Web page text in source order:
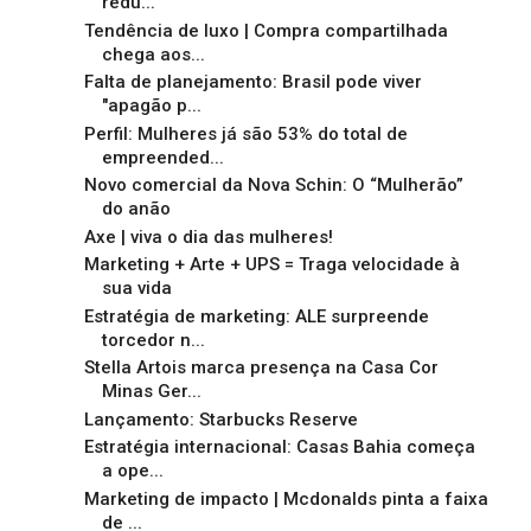
Tendência de luxo | Compra compartilhada
chega aos...
Falta de planejamento: Brasil pode viver
"apagão p...
Perfil: Mulheres já são 53% do total de
empreended...
Novo comercial da Nova Schin: O “Mulherão”
do anão
Axe | viva o dia das mulheres!
Marketing + Arte + UPS = Traga velocidade à
sua vida
Estratégia de marketing: ALE surpreende
torcedor n...
Stella Artois marca presença na Casa Cor
Minas Ger...
Lançamento: Starbucks Reserve
Estratégia internacional: Casas Bahia começa
a ope...
Marketing de impacto | Mcdonalds pinta a faixa
de ...